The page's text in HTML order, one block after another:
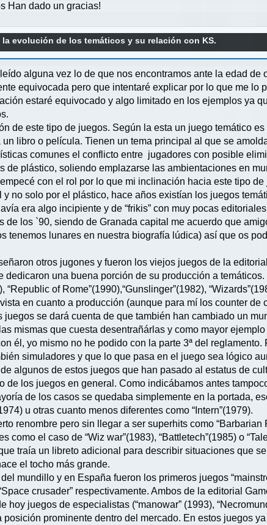
Han dado un gracias!
evolución de los temáticos y su relación con KS.
alguna vez lo de que nos encontramos ante la edad de
equivocada pero que intentaré explicar por lo que me lo
estaré equivocado y algo limitado en los ejemplos ya
de este tipo de juegos. Según la esta un juego temático
libro o película. Tienen un tema principal al que se
comunes el conflicto entre jugadores con posible
de plástico, soliendo emplazarse las ambientaciones en
con el rol por lo que mi inclinación hacia este tipo
no solo por el plástico, hace años existían los juegos
era algo incipiente y de “frikis” con muy pocas
de los `90, siendo de Granada capital me acuerdo que
tenemos lunares en nuestra biografía lúdica) así que os
otros jugones y fueron los viejos juegos de la
dedicaron una buena porción de su producción a
“Republic of Rome”(1990),“Gunslinger”(1982),
en cuanto a producción (aunque para mí los counter de
se dará cuenta de que también han cambiado un
mismas que cuesta desentrañárlas y como mayor
él, yo mismo no he podido con la parte 3ª del
simuladores y que lo que pasa en el juego sea lógico
algunos de estos juegos que han pasado al estatus de
de los juegos en general. Como indicábamos antes
de los casos se quedaba simplemente en la portada,
u otras cuanto menos diferentes como “Intern”(1979).
renombre pero sin llegar a ser superhits como
el caso de “Wiz war”(1983), “Battletech”(1985) o
traía un libreto adicional para describir situaciones que
el tocho más grande.
mundillo y en España fueron los primeros juegos
crusader” respectivamente. Ambos de la editorial
juegos de especialistas (“manowar” (1993),
posición prominente dentro del mercado. En estos juegos